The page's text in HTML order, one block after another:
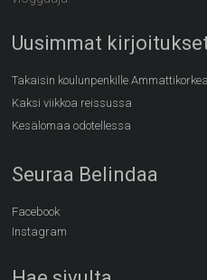
Uusimmat
Takaisin koulunpenkille
Kaksi viikkoa reissussa
Kesälomaa odotellessa
Seuraa Belindaa
Facebook
Instagram